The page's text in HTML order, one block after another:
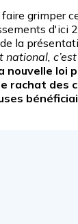
grimper
d'ici
la
national,
nouvelle loi
rachat des